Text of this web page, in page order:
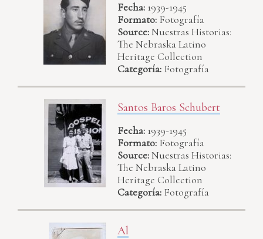
Fecha: 1939-1945
Formato: Fotografía
Source:Nuestras Historias:
The Nebraska Latino
Heritage Collection
Categoría: Fotografía
Santos Baros Schubert
Fecha: 1939-1945
Formato: Fotografía
Source:Nuestras Historias:
The Nebraska Latino
Heritage Collection
Categoría: Fotografía
Al